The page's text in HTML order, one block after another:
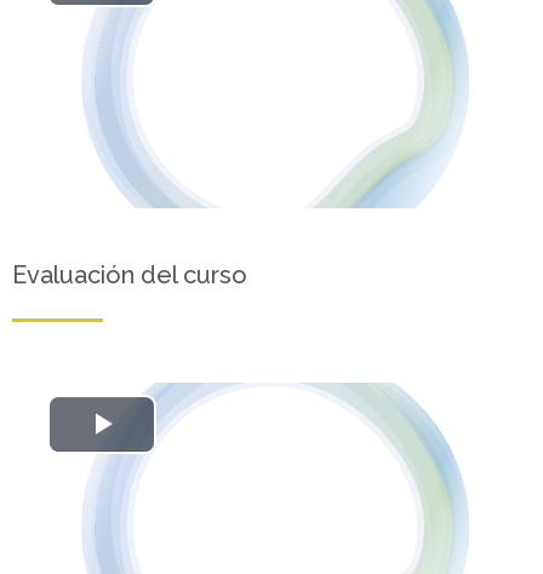
Evaluación del curso
Reproducir